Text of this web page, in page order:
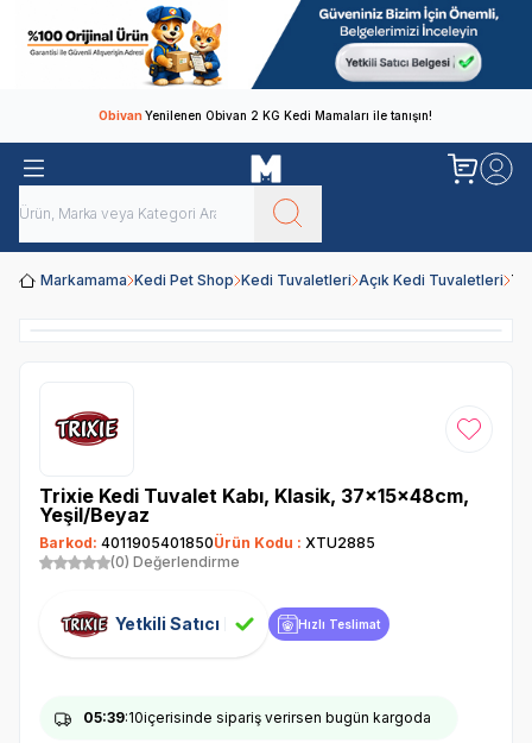
ObivanYenilenen Obivan 2 KG Kedi Mamaları ile tanışın!
Markamama Kedi Pet Shop Kedi Tuvaletleri Açık Kedi Tuvaletleri
Favoriye
Trixie Kedi Tuvalet Kabı, Klasik, 37x15x48cm,
Yeşil/Beyaz
Barkod: 4011905401850Ürün Kodu : XTU2885
(0) Değerlendirme
Yetkili Satıcı Hızlı Teslimat
05:39:09içerisinde sipariş verirsen bugün kargoda